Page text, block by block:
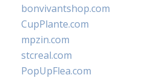
bonvivantshop.com
CupPlante.com
mpzin.com
stcreal.com
PopUpFlea.com